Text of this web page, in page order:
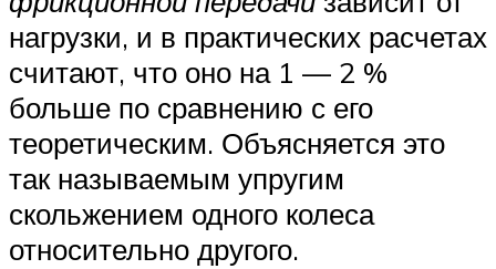
нагрузки, и в практических расчетах
считают, что оно на 1 — 2 %
больше по сравнению с его
теоретическим. Объясняется это
так называемым упругим
скольжением одного колеса
относительно другого.